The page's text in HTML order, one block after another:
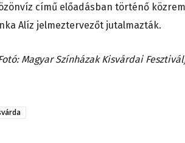
című előadásban történő
Alíz jelmeztervezőt jutalmazták.
Magyar Színházak Kisvárdai